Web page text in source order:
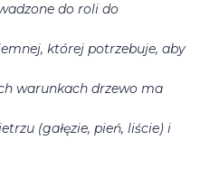
do roli do
której potrzebuje, aby
warunkach drzewo ma
(gałęzie, pień, liście) i